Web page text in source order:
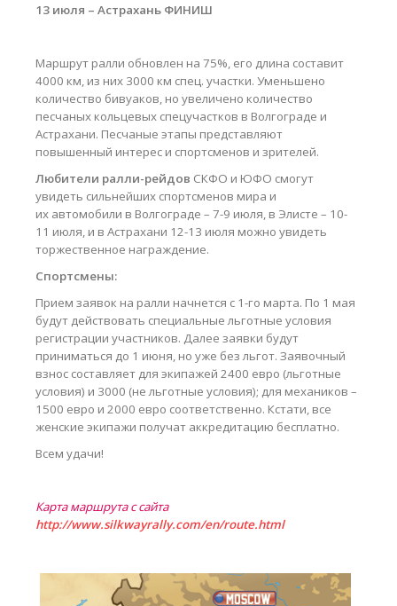
13 июля – Астрахань ФИНИШ
Маршрут ралли обновлен на 75%, его длина составит
4000 км, из них 3000 км спец. участки. Уменьшено
количество бивуаков, но увеличено количество
песчаных кольцевых спецучастков в Волгограде и
Астрахани. Песчаные этапы представляют
повышенный интерес и спортсменов и зрителей.
Любители ралли-рейдов СКФО и ЮФО смогут
увидеть сильнейших спортсменов мира и
их автомобили в Волгограде – 7-9 июля, в Элисте – 10-
11 июля, и в Астрахани 12-13 июля можно увидеть
торжественное награждение.
Спортсмены:
Прием заявок на ралли начнется с 1-го марта. По 1 мая
будут действовать специальные льготные условия
регистрации участников. Далее заявки будут
приниматься до 1 июня, но уже без льгот. Заявочный
взнос составляет для экипажей 2400 евро (льготные
условия) и 3000 (не льготные условия); для механиков –
1500 евро и 2000 евро соответственно. Кстати, все
женские экипажи получат аккредитацию бесплатно.
Всем удачи!
Карта маршрута с сайта
http://www.silkwayrally.com/en/route.html